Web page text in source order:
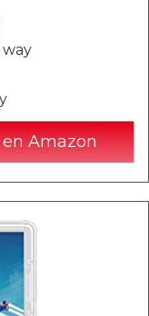
way
Amazon